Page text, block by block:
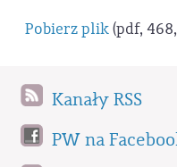
Pobierz plik(pdf,
Kanały RSS
PW na